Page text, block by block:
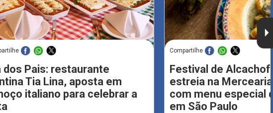
dos Pais: restaurante
Tia Lina, aposta em
italiano para celebrar a
Compartilhe
Festival de
estreia na
com menu especial
em São Paulo